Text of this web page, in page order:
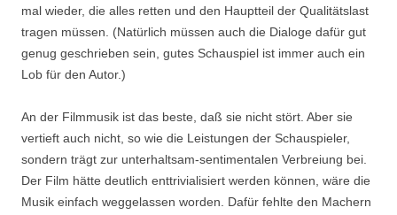
mal wieder, die alles retten und den Hauptteil der Qualitätslast
tragen müssen. (Natürlich müssen auch die Dialoge dafür gut
genug geschrieben sein, gutes Schauspiel ist immer auch ein
Lob für den Autor.)
An der Filmmusik ist das beste, daß sie nicht stört. Aber sie
vertieft auch nicht, so wie die Leistungen der Schauspieler,
sondern trägt zur unterhaltsam-sentimentalen Verbreiung bei.
Der Film hätte deutlich enttrivialisiert werden können, wäre die
Musik einfach weggelassen worden. Dafür fehlte den Machern